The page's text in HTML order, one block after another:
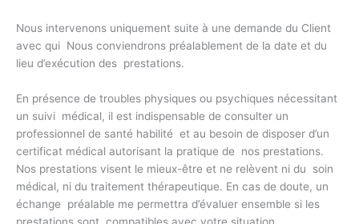
Nous intervenons uniquement suite à une demande du Client
avec qui Nous conviendrons préalablement de la date et du
lieu d’exécution des prestations.
En présence de troubles physiques ou psychiques nécessitant
un suivi médical, il est indispensable de consulter un
professionnel de santé habilité et au besoin de disposer d’un
certificat médical autorisant la pratique de nos prestations.
Nos prestations visent le mieux-être et ne relèvent ni du soin
médical, ni du traitement thérapeutique. En cas de doute, un
échange préalable me permettra d’évaluer ensemble si les
prestations sont compatibles avec votre situation.